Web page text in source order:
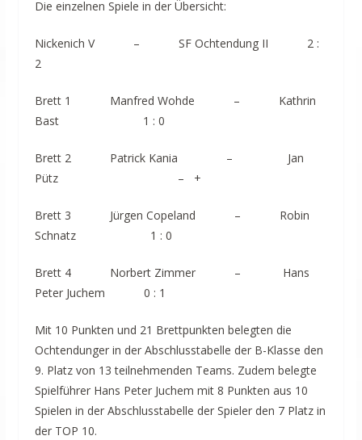
Die einzelnen Spiele in der Übersicht:
Nickenich V – SF Ochtendung II 2 :
2
Brett 1 Manfred Wohde – Kathrin
Bast 1 : 0
Brett 2 Patrick Kania – Jan
Pütz – +
Brett 3 Jürgen Copeland – Robin
Schnatz 1 : 0
Brett 4 Norbert Zimmer – Hans
Peter Juchem 0 : 1
Mit 10 Punkten und 21 Brettpunkten belegten die
Ochtendunger in der Abschlusstabelle der B-Klasse den
9. Platz von 13 teilnehmenden Teams. Zudem belegte
Spielführer Hans Peter Juchem mit 8 Punkten aus 10
Spielen in der Abschlusstabelle der Spieler den 7 Platz in
der TOP 10.